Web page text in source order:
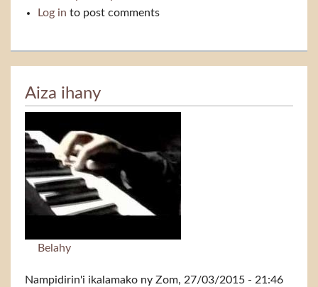
Log in to post comments
Aiza ihany
Belahy
Nampidirin'i ikalamako ny Zom, 27/03/2015 - 21:46